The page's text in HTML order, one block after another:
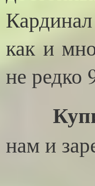
как и
не редко
нам и